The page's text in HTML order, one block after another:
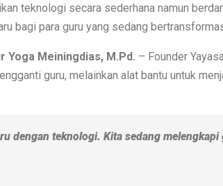
teknologi secara sederhana namun
bagi para guru yang sedang
Yoga Meiningdias, M.Pd. – Founder
guru, melainkan alat bantu untuk
dengan teknologi. Kita sedang